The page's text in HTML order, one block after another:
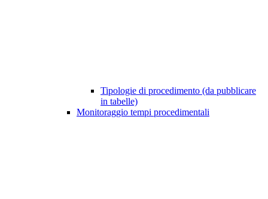
Tipologie di procedimento (da pubblicare
in tabelle)
Monitoraggio tempi procedimentali